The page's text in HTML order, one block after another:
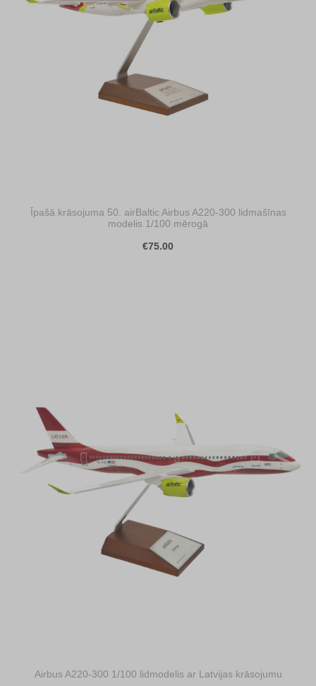
Īpašā krāsojuma 50. airBaltic Airbus A220-300 lidmašīnas
modelis 1/100 mērogā
€75.00
Airbus A220-300 1/100 lidmodelis ar Latvijas krāsojumu